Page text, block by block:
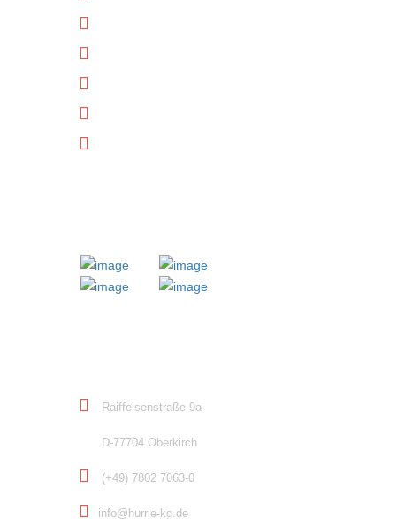
Raiffeisenstraße 9a
D-77704 Oberkirch
(+49) 7802 7063-0
info@hurrle-kg.de